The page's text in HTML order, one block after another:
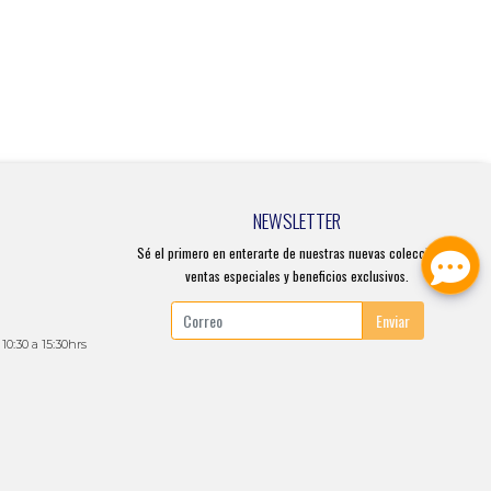
a 15:30hrs
NEWSLETTER
Sé el primero en enterarte de nuestras nuevas colecciones,
ventas especiales y beneficios exclusivos.
Enviar